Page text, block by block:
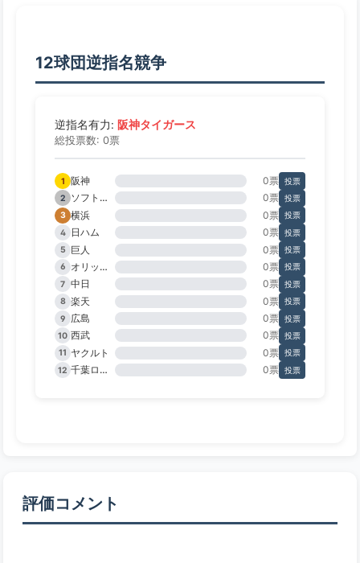
12球団逆指名競争
逆指名有力: 阪神タイガース
総投票数: 0票
1 阪神 0票 投票
2
ソフトバンク 0票 投票
3 横浜 0票 投票
4
日ハム 0票 投票
5
巨人 0票 投票
6
オリックス 0票 投票
7 中日 0票 投票
8 楽天 0票 投票
9
広島 0票 投票
10 西武 0票 投票
11 ヤクルト 0票 投票
12
千葉ロッテ 0票 投票
評価コメント